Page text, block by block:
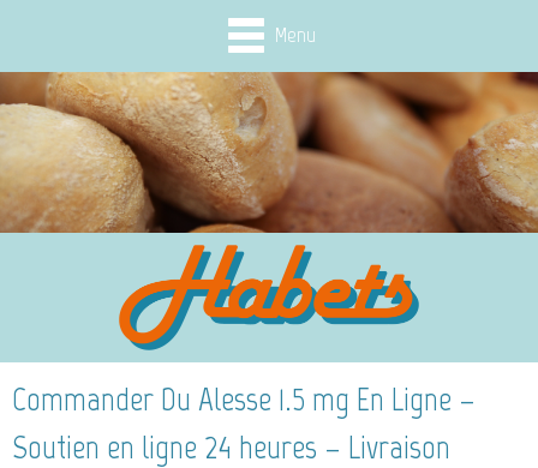
Menu
Commander Du Alesse 1.5 mg En Ligne –
Soutien en ligne 24 heures – Livraison